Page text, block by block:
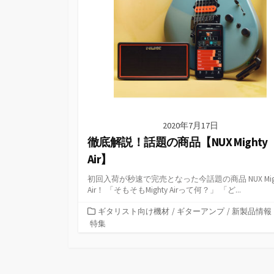
2020年7月17日
徹底解説！話題の商品【NUX Mighty
Air】
初回入荷が秒速で完売となった今話題の商品 NUX
Air！ 「そもそもMighty Airって何？」 「ど...
カ
テ
ギタリスト向け機材 / ギターアンプ / 新製品情報
特集